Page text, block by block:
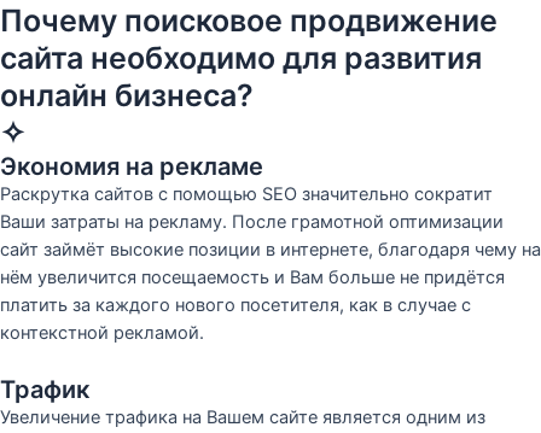
Почему поисковое продвижение
сайта необходимо для развития
онлайн бизнеса?
✧
Экономия на рекламе
Раскрутка сайтов с помощью SEO значительно сократит
Ваши затраты на рекламу. После грамотной оптимизации
сайт займёт высокие позиции в интернете, благодаря чему на
нём увеличится посещаемость и Вам больше не придётся
платить за каждого нового посетителя, как в случае с
контекстной рекламой.
Трафик
Увеличение трафика на Вашем сайте является одним из